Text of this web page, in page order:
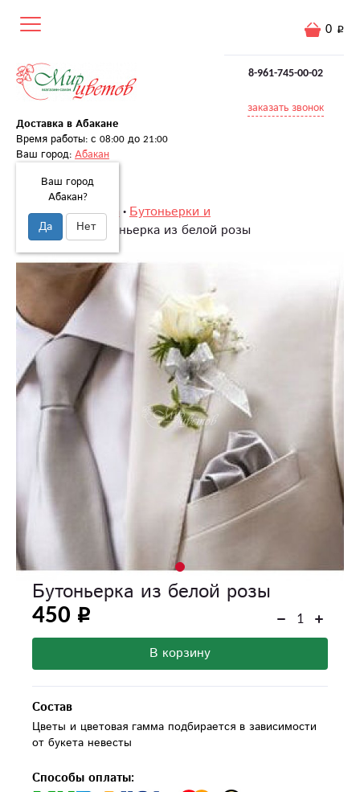
8-961-745-00-02
заказать звонок
Доставка в Абакане
Время работы: с 08:00 до 21:00
Ваш город: Абакан
Ваш город
Абакан?
Да Нет
0
Главная Свадьба Бутоньерки и
украшения Бутоньерка из белой розы
Бутоньерка из белой розы
450
В корзину
Состав
Цветы и цветовая гамма подбирается в зависимости
от букета невесты
Способы оплаты: